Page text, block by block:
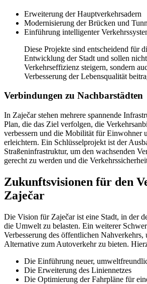
Erweiterung der Hauptverkehrsadern
Modernisierung der Brücken und
Einführung intelligenter
Diese Projekte sind entscheidend für
Entwicklung der Stadt und sollen
Verkehrseffizienz steigern, sondern
Verbesserung der Lebensqualität
Verbindungen zu Nachbarstädten
In Zaječar stehen mehrere spannende
Plan, die das Ziel verfolgen, die
verbessern und die Mobilität für Einwohner
erleichtern. Ein Schlüsselprojekt ist der
Straßeninfrastruktur, um den wachsenden
gerecht zu werden und die
Zukunftsvisionen für den
Zaječar
Die Vision für Zaječar ist eine Stadt, in der
die Umwelt zu belasten. Ein weiterer
Verbesserung des öffentlichen Nahverkehrs,
Alternative zum Autoverkehr zu bieten.
Die Einführung neuer,
Die Erweiterung des Liniennetzes
Die Optimierung der Fahrpläne für